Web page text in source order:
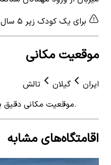
برای یک کودک زیر ۵ سال هزینه دریافت نمی‌شود.
موقعیت مکانی
ایران گیلان
تالش
موقعیت مکانی دقیق پس از رزرو نمایش داده می‌شود.
اقامتگاه‌های مشابه